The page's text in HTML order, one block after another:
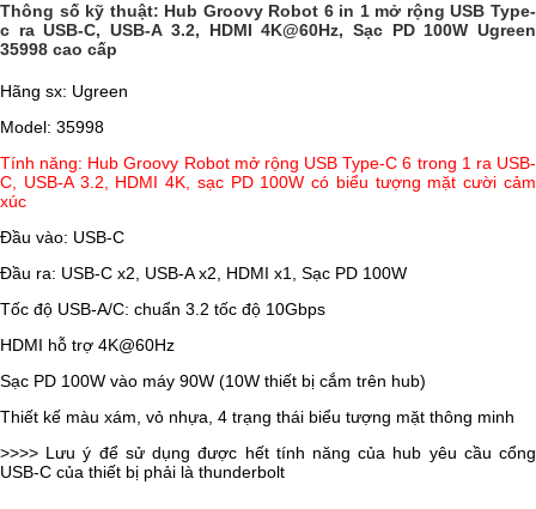
Thông số kỹ thuật: Hub Groovy Robot 6 in 1 mở rộng USB Type-
c ra USB-C, USB-A 3.2, HDMI 4K@60Hz, Sạc PD 100W Ugreen
35998 cao cấp
Hãng sx: Ugreen
Model: 35998
Tính năng: Hub Groovy Robot mở rộng USB Type-C 6 trong 1 ra USB-
C, USB-A 3.2, HDMI 4K, sạc PD 100W có biểu tượng mặt cười cảm
xúc
Đầu vào: USB-C
Đầu ra: USB-C x2, USB-A x2, HDMI x1, Sạc PD 100W
Tốc độ USB-A/C: chuẩn 3.2 tốc độ 10Gbps
HDMI hỗ trợ 4K@60Hz
Sạc PD 100W vào máy 90W (10W thiết bị cắm trên hub)
Thiết kế màu xám, vỏ nhựa, 4 trạng thái biểu tượng mặt thông minh
>>>> Lưu ý để sử dụng được hết tính năng của hub yêu cầu cổng
USB-C của thiết bị phải là thunderbolt